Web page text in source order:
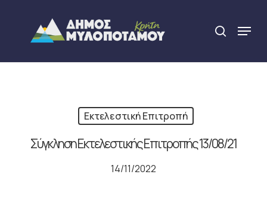
content
search
Menu
Εκτελεστική Επιτροπή
Σύγκληση Εκτελεστικής Επιτροπής 13/08/21
14/11/2022
Close